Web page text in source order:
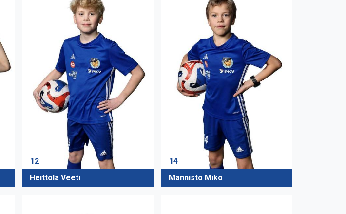
12
Heittola Veeti
14
Männistö Miko